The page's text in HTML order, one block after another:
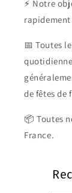
⚡ Notre
📅 Toutes
de fêtes de
📦 Toutes
France.